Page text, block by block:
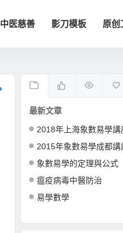
中医慈善 影刀模板 原创
最新文章
2018年上海象數易學講座
2015年象數易學成都講
象數易學的定理與公式
瘟疫病毒中醫防治
易學數學